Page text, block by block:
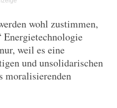
wohl zustimmen,
weil es eine
und unsolidarischen
moralisierenden